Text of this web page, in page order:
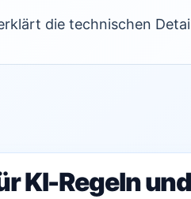
die technischen
KI-Regeln